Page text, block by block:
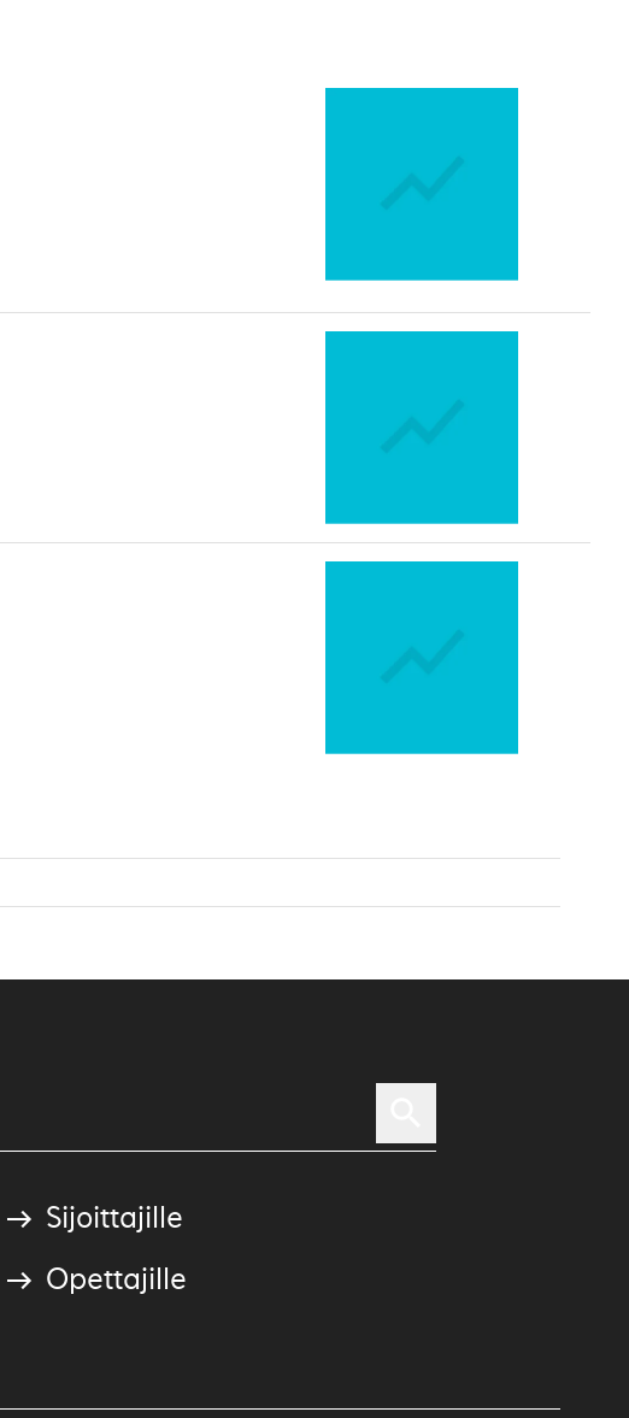
Sijoittajille
Opettajille